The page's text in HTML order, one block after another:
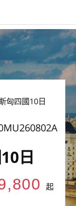
匈四國10日
日
起